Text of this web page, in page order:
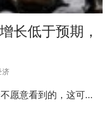
长低于预期，
济
愿意看到的，这可…